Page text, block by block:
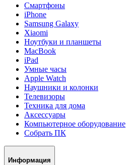
Смартфоны
iPhone
Samsung Galaxy
Xiaomi
Ноутбуки и планшеты
MacBook
iPad
Умные часы
Apple Watch
Наушники и колонки
Телевизоры
Техника для дома
Аксессуары
Компьютерное оборудование
Собрать ПК
Информация